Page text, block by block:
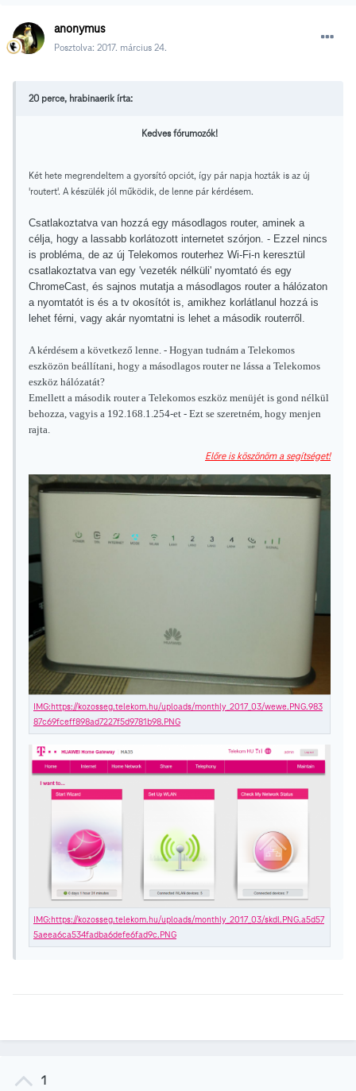
anonymus
Posztolva: 2017. március 24.
20 perce, hrabinaerik írta:
Kedves fórumozók!
Két hete megrendeltem a gyorsító opciót, így pár napja hozták is az új
'routert'. A készülék jól működik, de lenne pár kérdésem.
Csatlakoztatva van hozzá egy másodlagos router, aminek a
célja, hogy a lassabb korlátozott internetet szórjon. - Ezzel nincs
is probléma, de az új Telekomos routerhez Wi-Fi-n keresztül
csatlakoztatva van egy 'vezeték nélküli' nyomtató és egy
ChromeCast, és sajnos mutatja a másodlagos router a hálózaton
a nyomtatót is és a tv okosítót is, amikhez korlátlanul hozzá is
lehet férni, vagy akár nyomtatni is lehet a második routerről.
A kérdésem a következő lenne. - Hogyan tudnám a Telekomos
eszközön beállítani, hogy a másodlagos router ne lássa a Telekomos
eszköz hálózatát?
Emellett a második router a Telekomos eszköz menüjét is gond nélkül
behozza, vagyis a 192.168.1.254-et - Ezt se szeretném, hogy menjen
rajta.
Előre is köszönöm a segítséget!
1